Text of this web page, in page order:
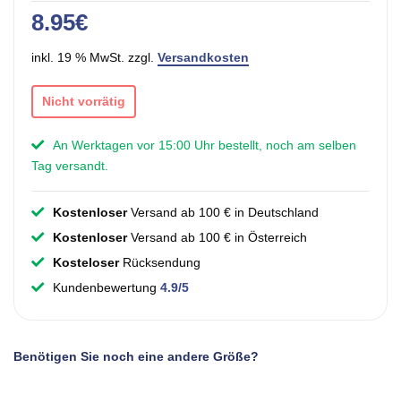
8.95€
inkl. 19 % MwSt. zzgl. Versandkosten
Nicht vorrätig
An Werktagen vor 15:00 Uhr bestellt, noch am selben
Tag versandt.
KostenloserVersand ab 100 € in Deutschland
KostenloserVersand ab 100 € in Österreich
Kosteloser Rücksendung
Kundenbewertung 4.9/5
Benötigen Sie noch eine andere Größe?